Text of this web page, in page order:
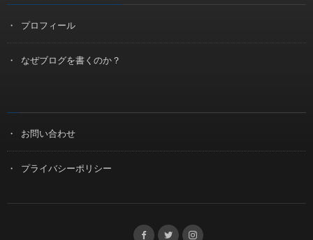
プロフィール
なぜブログを書くのか？
お問い合わせ
プライバシーポリシー